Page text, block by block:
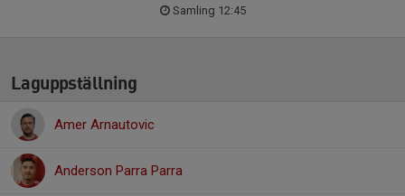
Samling 12:45
Laguppställning
Amer Arnautovic
Anderson Parra Parra